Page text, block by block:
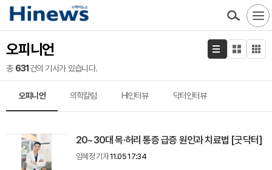
오피니언
총 631 건의 기사가 있습니다.
오피니언 의학칼럼 HI인터뷰 닥터인터뷰
20~30대 목·허리 통증 급증 원인과 치료법 [굿닥터]
임혜정 기자11.05 17:34